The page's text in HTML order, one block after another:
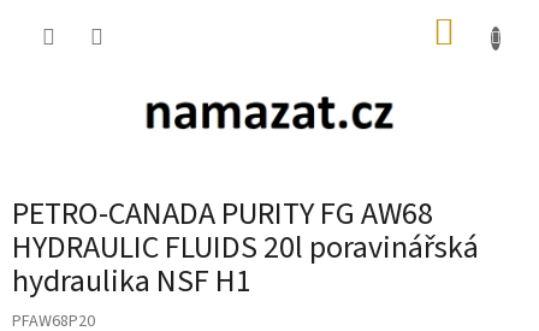
PETRO-CANADA PURITY FG AW68
HYDRAULIC FLUIDS 20l poravinářská
hydraulika NSF H1
PFAW68P20